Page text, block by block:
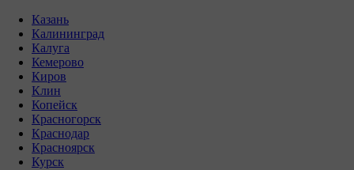
Казань
Калининград
Калуга
Кемерово
Киров
Клин
Копейск
Красногорск
Краснодар
Красноярск
Курск